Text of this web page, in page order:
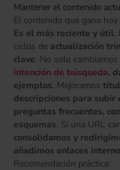
Mantener el contenido
El contenido que gana hoy
Es el más reciente y útil.
ciclos de actualización
clave. No solo
intención de búsqueda,
ejemplos. Mejoramos
descripciones para subir
preguntas frecuentes,
esquemas. Si una URL
consolidamos y
añadimos enlaces
Recomendación práctica: